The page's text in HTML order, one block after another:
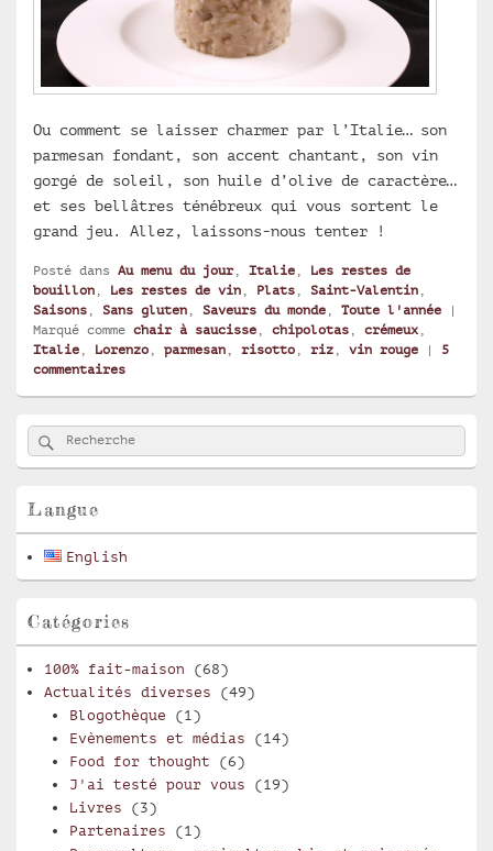
Ou comment se laisser charmer par l’Italie… son
parmesan fondant, son accent chantant, son vin
gorgé de soleil, son huile d’olive de caractère…
et ses bellâtres ténébreux qui vous sortent le
grand jeu. Allez, laissons-nous tenter !
Posté dans Au menu du jour, Italie , Les restes de
bouillon , Les restes de vin , Plats , Saint-Valentin ,
Saisons , Sans gluten , Saveurs du monde , Toute l'année
|
Marqué comme chair à saucisse , chipolotas , crémeux ,
Italie , Lorenzo , parmesan , risotto , riz , vin rouge | 5
commentaires
Zone
principale
de
pour
latérale
Recherche :
Rechercher
Langue
English
Catégories
100% fait-maison (68)
Actualités diverses (49)
Blogothèque (1)
Evènements et médias (14)
Food for thought (6)
J'ai testé pour vous (19)
Livres (3)
Partenaires (1)